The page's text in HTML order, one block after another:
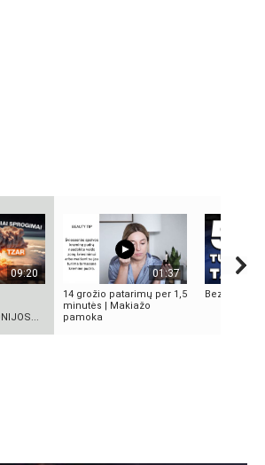
09:20 01:37
14 grožio patarimų per 1,5
minutės | Makiažo
pamoka
Bezos